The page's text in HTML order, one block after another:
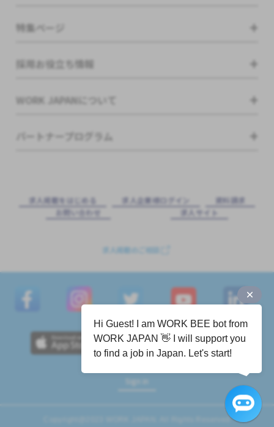
特集ページ
採用お役立ち情報
WORK JAPANについて
パートナープログラム
求⼈掲載をはじめる 求⼈企業様ログイン
資料請求
お問い合わせ
求⼈サイト
求人掲載のご相談
Sign in
Copyright@2023 WORK JAPAN. All Rights Reserved
Hi Guest! I am WORK BEE bot from
WORK JAPAN 👋 I will support you
to find a job in Japan. Let's start!